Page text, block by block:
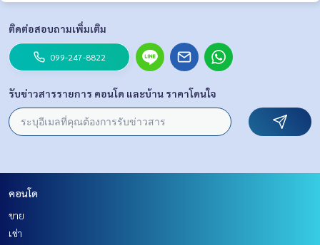
ติดต่อสอบถามเพิ่มเติม
099-247-8822
รับข่าวสารรายการ คอนโด และบ้าน ราคาโดนใจ
คอนโด
ขาย
เช่า